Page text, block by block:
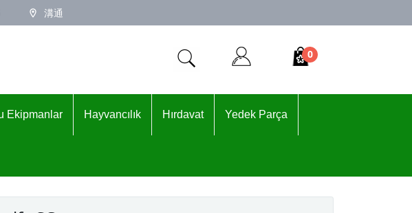
溝通
0
Ekipmanlar Hayvancılık Hırdavat Yedek Parça